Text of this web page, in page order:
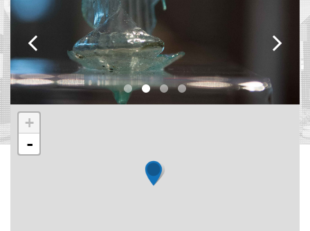
k l
+
-